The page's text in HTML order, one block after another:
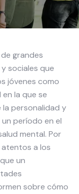
grandes
sociales que
jóvenes como
la que se
personalidad y
período en el
mental. Por
atentos a los
un
sobre cómo